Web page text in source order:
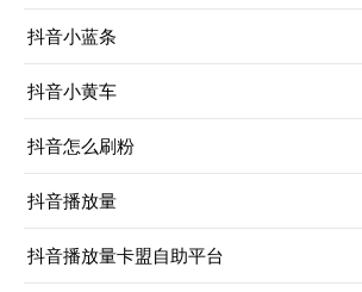
抖音小蓝条
抖音小黄车
抖音怎么刷粉
抖音播放量
抖音播放量卡盟自助平台